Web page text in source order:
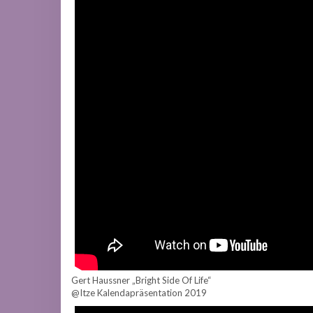
Gert Haussner „Bright Side Of Life“
@Itze Kalendapräsentation 2019